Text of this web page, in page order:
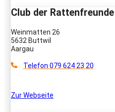
Club der Rattenfreunde
Weinmatten 26
5632 Buttwil
Aargau
Telefon 079 624 23 20
Zur Webseite